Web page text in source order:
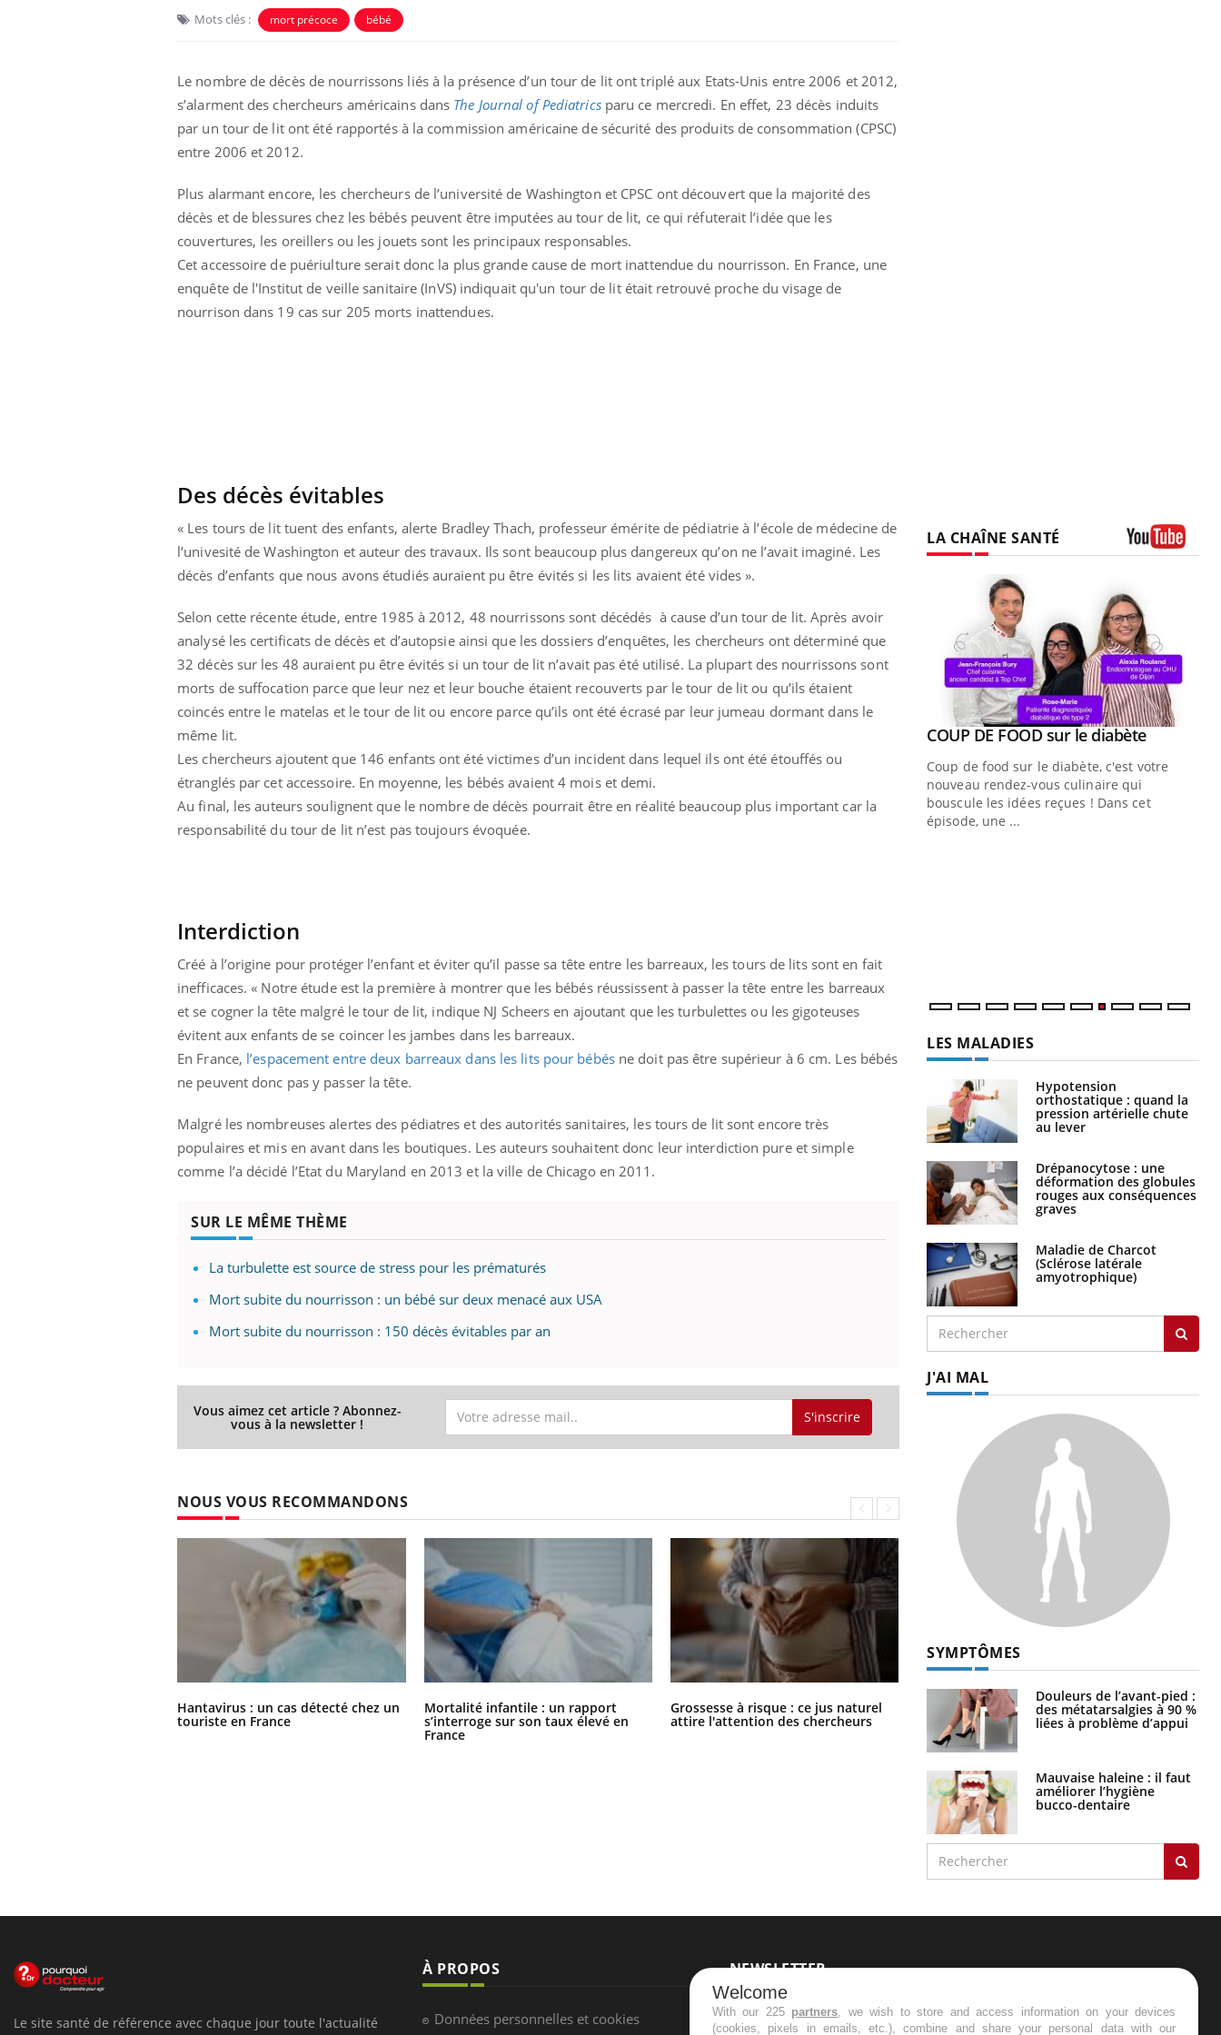
Mots clés : mort précoce bébé
Le nombre de décès de nourrissons liés à la présence d’un tour de lit ont triplé aux Etats-Unis entre 2006 et 2012,
s’alarment des chercheurs américains dans The Journal of Pediatrics paru ce mercredi. En effet, 23 décès induits
par un tour de lit ont été rapportés à la commission américaine de sécurité des produits de consommation (CPSC)
entre 2006 et 2012.
Plus alarmant encore, les chercheurs de l’université de Washington et CPSC ont découvert que la majorité des
décès et de blessures chez les bébés peuvent être imputées au tour de lit, ce qui réfuterait l’idée que les
couvertures, les oreillers ou les jouets sont les principaux responsables.
Cet accessoire de puériulture serait donc la plus grande cause de mort inattendue du nourrisson. En France, une
enquête de l'Institut de veille sanitaire (InVS) indiquait qu'un tour de lit était retrouvé proche du visage de
nourrison dans 19 cas sur 205 morts inattendues.
Des décès évitables
« Les tours de lit tuent des enfants, alerte Bradley Thach, professeur émérite de pédiatrie à l’école de médecine de
l’univesité de Washington et auteur des travaux. Ils sont beaucoup plus dangereux qu’on ne l’avait imaginé. Les
décès d’enfants que nous avons étudiés auraient pu être évités si les lits avaient été vides ».
Selon cette récente étude, entre 1985 à 2012, 48 nourrissons sont décédés à cause d’un tour de lit. Après avoir
analysé les certificats de décès et d’autopsie ainsi que les dossiers d’enquêtes, les chercheurs ont déterminé que
32 décès sur les 48 auraient pu être évités si un tour de lit n’avait pas été utilisé. La plupart des nourrissons sont
morts de suffocation parce que leur nez et leur bouche étaient recouverts par le tour de lit ou qu’ils étaient
coincés entre le matelas et le tour de lit ou encore parce qu’ils ont été écrasé par leur jumeau dormant dans le
même lit.
Les chercheurs ajoutent que 146 enfants ont été victimes d’un incident dans lequel ils ont été étouffés ou
étranglés par cet accessoire. En moyenne, les bébés avaient 4 mois et demi.
Au final, les auteurs soulignent que le nombre de décès pourrait être en réalité beaucoup plus important car la
responsabilité du tour de lit n’est pas toujours évoquée.
Interdiction
Créé à l’origine pour protéger l’enfant et éviter qu’il passe sa tête entre les barreaux, les tours de lits sont en fait
inefficaces. « Notre étude est la première à montrer que les bébés réussissent à passer la tête entre les barreaux
et se cogner la tête malgré le tour de lit, indique NJ Scheers en ajoutant que les turbulettes ou les gigoteuses
évitent aux enfants de se coincer les jambes dans les barreaux.
En France, l’espacement entre deux barreaux dans les lits pour bébés ne doit pas être supérieur à 6 cm. Les bébés
ne peuvent donc pas y passer la tête.
Malgré les nombreuses alertes des pédiatres et des autorités sanitaires, les tours de lit sont encore très
populaires et mis en avant dans les boutiques. Les auteurs souhaitent donc leur interdiction pure et simple
comme l’a décidé l’Etat du Maryland en 2013 et la ville de Chicago en 2011.
SUR LE MÊME THÈME
La turbulette est source de stress pour les prématurés
Mort subite du nourrisson : un bébé sur deux menacé aux USA
Mort subite du nourrisson : 150 décès évitables par an
Vous aimez cet article ? Abonnez-
vous à la newsletter ! S'inscrire
NOUS VOUS RECOMMANDONS
Hantavirus : un cas détecté chez un
touriste en France
Mortalité infantile : un rapport
s’interroge sur son taux élevé en
France
Grossesse à risque : ce jus naturel
attire l'attention des chercheurs
Comment oublier les écrans en
vacances ?
LA CHAÎNE SANTÉ
Diabète & Ramadan 2026
Le Ramadan approche, et, pour de
nombreuses personnes atteintes de
diabète, c'est une période de questions, de
faciliter l’accès à la médecine
préventive Youtube
Un établissement lié à un groupe
mutualiste innove en matière de bilan de
santé : l'utilisation d'un « jumeau
Youtube
COUP DE FOOD sur le diabèteYoutube
Coup de food sur le diabète, c'est votre
nouveau rendez-vous culinaire qui
bouscule les idées reçues ! Dans cet
épisode, une ...
LES MALADIES
Hypotension
orthostatique : quand la
pression artérielle chute
au lever
Drépanocytose : une
déformation des globules
rouges aux conséquences
graves
Maladie de Charcot
(Sclérose latérale
amyotrophique)
J'AI MAL
SYMPTÔMES
Douleurs de l’avant-pied :
des métatarsalgies à 90 %
liées à problème d’appui
Mauvaise haleine : il faut
améliorer l’hygiène
bucco-dentaire
Le site santé de référence avec chaque jour toute l'actualité
À PROPOS
Données personnelles et cookies
NEWSLETTER
Recevez toutes les semaines les meilleures
infos santé
Welcome
With our 225 partners, we wish to store and access information on your devices
(cookies, pixels in emails, etc.), combine and share your personal data with our